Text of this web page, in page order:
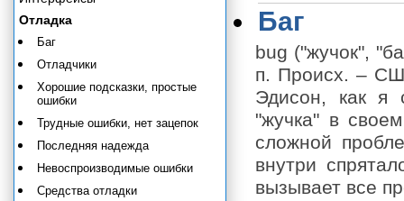
Баг
bug ("жучок",
п. Происх. –
Эдисон, как я
"жучка" в
сложной
внутри
вызывает все
Отладка
Баг
Отладчики
Хорошие подсказки, простые
ошибки
Трудные ошибки, нет зацепок
Последняя надежда
Невоспроизводимые ошибки
Средства отладки